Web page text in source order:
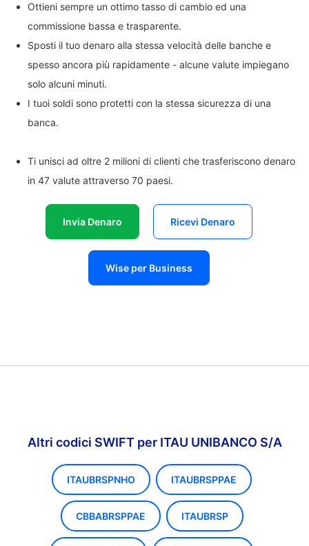
Ottieni sempre un ottimo tasso di cambio ed una
commissione bassa e trasparente.
Sposti il tuo denaro alla stessa velocità delle banche e
spesso ancora più rapidamente - alcune valute impiegano
solo alcuni minuti.
I tuoi soldi sono protetti con la stessa sicurezza di una
banca.
Ti unisci ad oltre 2 milioni di clienti che trasferiscono denaro
in 47 valute attraverso 70 paesi.
Invia Denaro Ricevi Denaro
Wise per Business
Altri codici SWIFT per ITAU UNIBANCO S/A
ITAUBRSPNHO ITAUBRSPPAE
CBBABRSPPAE ITAUBRSP